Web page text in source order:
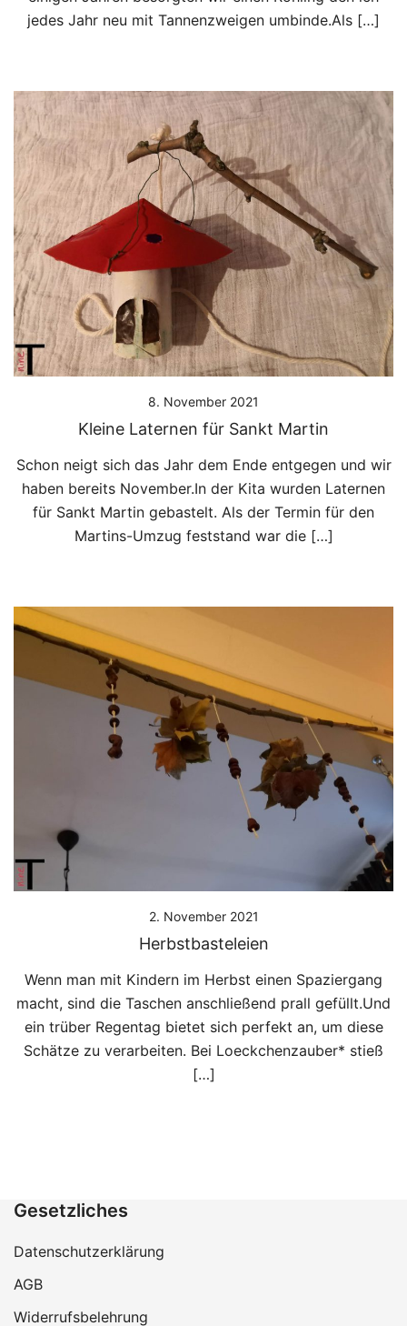
jedes Jahr neu mit Tannenzweigen umbinde.Als […]
8. November 2021
Kleine Laternen für Sankt Martin
Schon neigt sich das Jahr dem Ende entgegen und wir
haben bereits November.In der Kita wurden Laternen
für Sankt Martin gebastelt. Als der Termin für den
Martins-Umzug feststand war die […]
2. November 2021
Herbstbasteleien
Wenn man mit Kindern im Herbst einen Spaziergang
macht, sind die Taschen anschließend prall gefüllt.Und
ein trüber Regentag bietet sich perfekt an, um diese
Schätze zu verarbeiten. Bei Loeckchenzauber* stieß
[…]
Gesetzliches
Datenschutzerklärung
AGB
Widerrufsbelehrung